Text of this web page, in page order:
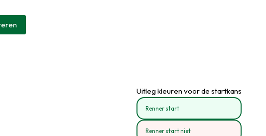
Uitleg kleuren voor de startkans
Renner start
Renner start niet